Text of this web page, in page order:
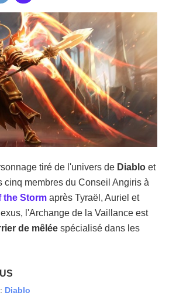
tiré de l'univers de Diablo et
cinq membres du Conseil Angiris à
the Storm après Tyraël, Auriel et
l'Archange de la Vaillance est
de mêlée spécialisé dans les
: Diablo